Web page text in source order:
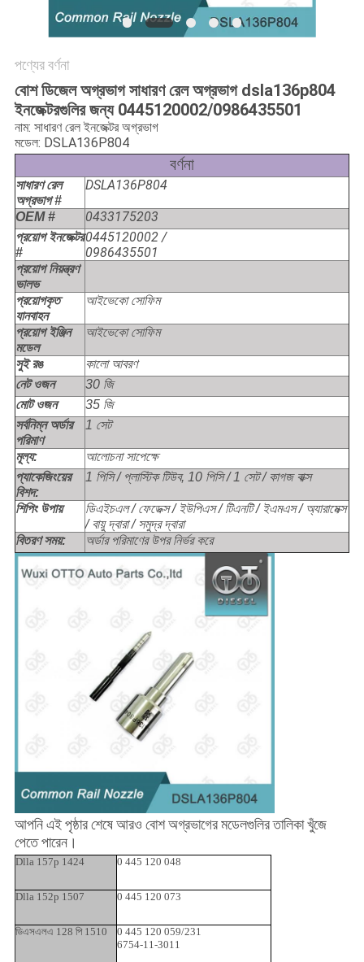
পণ্যের বর্ণনা
বোশ ডিজেল অগ্রভাগ সাধারণ রেল অগ্রভাগ dsla136p804
ইনজেক্টরগুলির জন্য 0445120002/0986435501
নাম: সাধারণ রেল ইনজেক্টর অগ্রভাগ
মডেল: DSLA136P804
বর্ণনা
সাধারণ রেল
অগ্রভাগ #
DSLA136P804
OEM # 0433175203
প্রয়োগ ইনজেক্টর
#
0445120002 /
0986435501
প্রয়োগ নিয়ন্ত্রণ
ভালভ
প্রয়োগকৃত
যানবাহন
আইভেকো সোফিম
প্রয়োগ ইঞ্জিন
মডেল
আইভেকো সোফিম
সুই রঙ কালো আবরণ
নেট ওজন
30 জি
মোট ওজন
35 জি
সর্বনিম্ন অর্ডার
পরিমাণ
1 সেট
মূল্য:
আলোচনা সাপেক্ষে
প্যাকেজিংয়ের
বিশদ:
1 পিসি / প্লাস্টিক টিউব, 10 পিসি / 1 সেট / কাগজ বাক্স
শিপিং উপায়
ডিএইচএল / ফেডেক্স / ইউপিএস / টিএনটি / ইএমএস / অ্যারামেক্স
/ বায়ু দ্বারা / সমুদ্র দ্বারা
বিতরণ সময়:
অর্ডার পরিমাণের উপর নির্ভর করে
আপনি এই পৃষ্ঠার শেষে আরও বোশ অগ্রভাগের মডেলগুলির তালিকা খুঁজে
পেতে পারেন।
Dlla 157p 1424 0 445 120 048
Dlla 152p 1507 0 445 120 073
ডিএসএলএ 128 পি 1510
0 445 120 059/231
6754-11-3011